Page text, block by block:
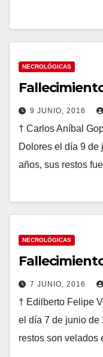
NECROLÓGICAS
9 JUNIO, 2016
† Carlos Aníbal
Dolores el día 9 de
años, sus restos
NECROLÓGICAS
7 JUNIO, 2016
† Edilberto Felipe
el día 7 de junio de
restos son